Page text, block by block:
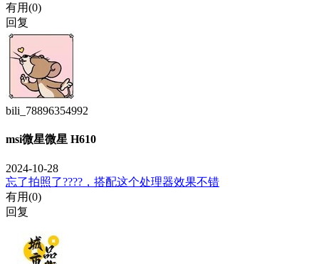
有用(0)
回复
bili_78896354992
msi微星微星 H610
2024-10-28
忘了拍照了????，搭配这个处理器效果不错
有用(0)
回复